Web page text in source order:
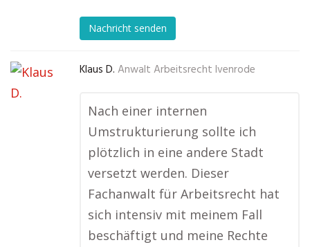
Nachricht senden
Klaus D. Anwalt Arbeitsrecht Ivenrode
Nach einer internen
Umstrukturierung sollte ich
plötzlich in eine andere Stadt
versetzt werden. Dieser
Fachanwalt für Arbeitsrecht hat
sich intensiv mit meinem Fall
beschäftigt und meine Rechte